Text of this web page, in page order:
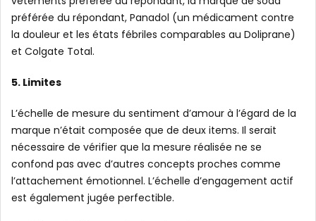
préférée du répondant, Panadol (un médicament contre
la douleur et les états fébriles comparables au Doliprane)
et Colgate Total.
5. Limites
L’échelle de mesure du sentiment d’amour à l’égard de la
marque n’était composée que de deux items. Il serait
nécessaire de vérifier que la mesure réalisée ne se
confond pas avec d’autres concepts proches comme
l’attachement émotionnel. L’échelle d’engagement actif
est également jugée perfectible.